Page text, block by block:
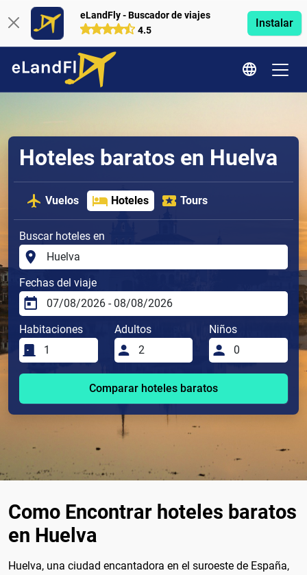
eLandFly - Buscador de viajes
4.5
Instalar
Hoteles baratos en Huelva
Vuelos Hoteles Tours
Buscar hoteles en
Fechas del viaje
Habitaciones Adultos Niños
Comparar hoteles baratos
Como Encontrar hoteles baratos
en Huelva
Huelva, una ciudad encantadora en el suroeste de España,